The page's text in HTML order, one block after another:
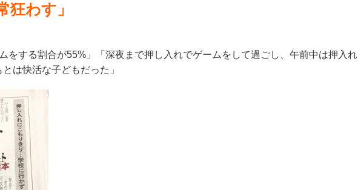
狂わす」
をする割合が55%」「深夜まで押し入れでゲームをして過ごし、午前中は押入れ
は快活な子どもだった」